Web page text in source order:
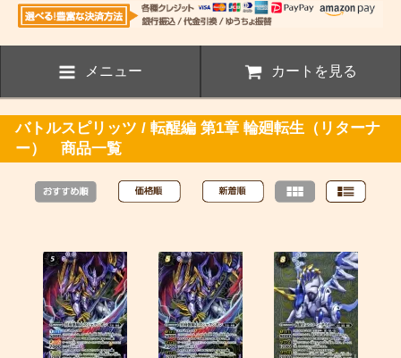
メニュー カートを見る
バトルスピリッツ / 転醒編 第1章 輪廻転生（リターナ
ー） 商品一覧